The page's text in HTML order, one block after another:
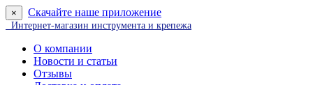
× Скачайте наше приложение
Интернет-магазин инструмента и крепежа
О компании
Новости и статьи
Отзывы